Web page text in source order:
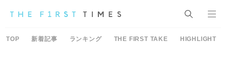
TOP 新着記事 ランキング THE FIRST TAKE HIGHLIGHT